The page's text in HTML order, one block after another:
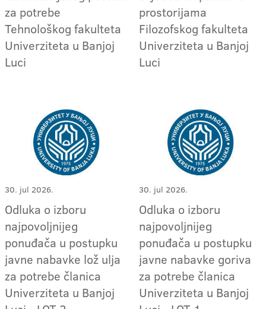
za potrebe
Tehnološkog fakulteta
Univerziteta u Banjoj
Luci
prostorijama
Filozofskog fakulteta
Univerziteta u Banjoj
Luci
30. jul 2026.
Odluka o izboru
najpovoljnijeg
ponuđača u postupku
javne nabavke lož ulja
za potrebe članica
Univerziteta u Banjoj
30. jul 2026.
Odluka o izboru
najpovoljnijeg
ponuđača u postupku
javne nabavke goriva
za potrebe članica
Univerziteta u Banjoj